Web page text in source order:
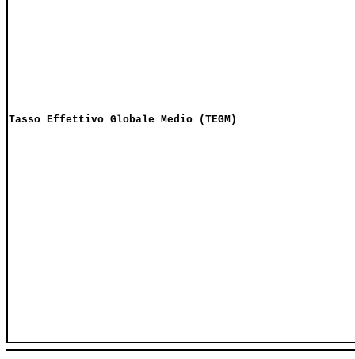
Tasso Effettivo Globale Medio (TEGM)